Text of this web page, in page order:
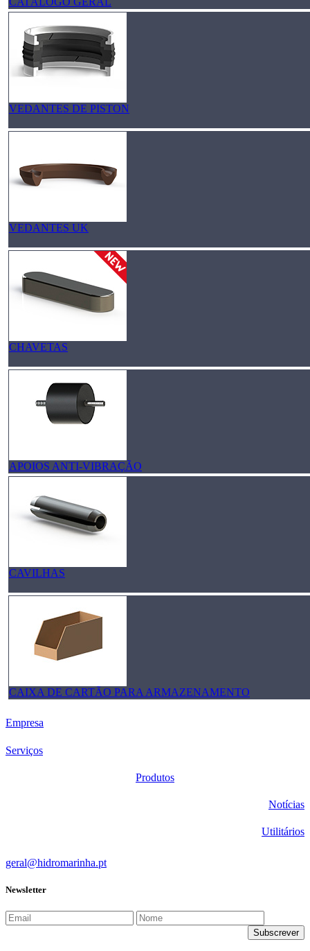
VEDANTES DE PISTON
VEDANTES UK
CHAVETAS
APOIOS ANTI-VIBRAÇÃO
CAVILHAS
CAIXA DE CARTÃO PARA ARMAZENAMENTO
Empresa
Serviços
Produtos
Notícias
Utilitários
geral@hidromarinha.pt
Newsletter